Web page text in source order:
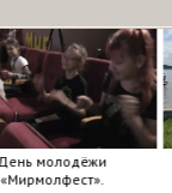
молодёжи
«Мирмолфест».